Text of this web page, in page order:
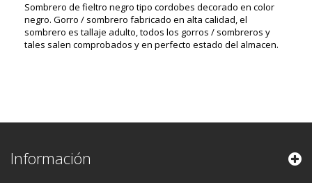
Sombrero de fieltro negro tipo cordobes decorado en color
negro. Gorro / sombrero fabricado en alta calidad, el
sombrero es tallaje adulto, todos los gorros / sombreros y
tales salen comprobados y en perfecto estado del almacen.
Información